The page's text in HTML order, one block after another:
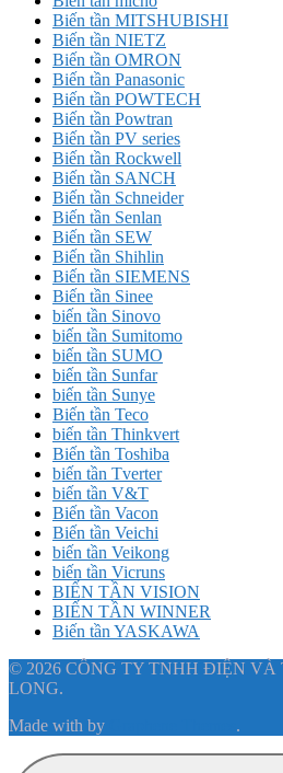
Biến tần MITSHUBISHI
Biến tần NIETZ
Biến tần OMRON
Biến tần Panasonic
Biến tần POWTECH
Biến tần Powtran
Biến tần PV series
Biến tần Rockwell
Biến tần SANCH
Biến tần Schneider
Biến tần Senlan
Biến tần SEW
Biến tần Shihlin
Biến tần SIEMENS
Biến tần Sinee
biến tần Sinovo
biến tần Sumitomo
biến tần SUMO
biến tần Sunfar
biến tần Sunye
Biến tần Teco
biến tần Thinkvert
Biến tần Toshiba
biến tần Tverter
biến tần V&T
Biến tần Vacon
Biến tần Veichi
biến tần Veikong
biến tần Vicruns
BIẾN TẦN VISION
BIẾN TẦN WINNER
Biến tần YASKAWA
© 2026 CÔNG TY TNHH ĐIỆN
LONG.
Made with by .